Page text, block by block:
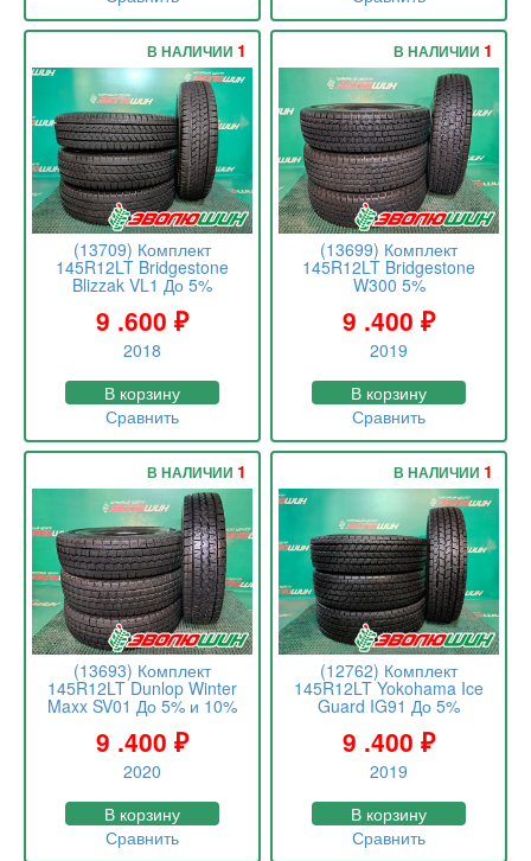
(13709) Комплект
145R12LT Bridgestone
Blizzak VL1 До 5%
9 .600 ₽
2018
В НАЛИЧИИ 1
В корзину
Сравнить
(13699) Комплект
145R12LT Bridgestone
W300 5%
9 .400₽
2019
В НАЛИЧИИ 1
В корзину
Сравнить
(13693) Комплект
145R12LT Dunlop Winter
Maxx SV01 До 5% и 10%
9 .400 ₽
2020
В НАЛИЧИИ 1
В корзину
Сравнить
(12762) Комплект
145R12LT Yokohama Ice
Guard IG91 До 5%
9 .400₽
2019
В НАЛИЧИИ 1
В корзину
Сравнить